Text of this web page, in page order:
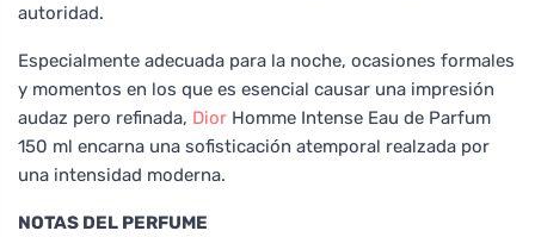
autoridad.
Especialmente adecuada para la noche, ocasiones formales
y momentos en los que es esencial causar una impresión
audaz pero refinada, Dior Homme Intense Eau de Parfum
150 ml encarna una sofisticación atemporal realzada por
una intensidad moderna.
NOTAS DEL PERFUME